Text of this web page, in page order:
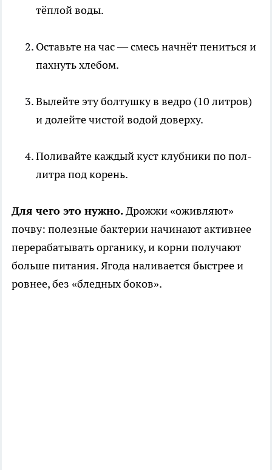
тёплой воды.
Оставьте на час — смесь начнёт пениться и
пахнуть хлебом.
Вылейте эту болтушку в ведро (10 литров)
и долейте чистой водой доверху.
Поливайте каждый куст клубники по пол-
литра под корень.
Для чего это нужно.Дрожжи «оживляют»
почву: полезные бактерии начинают активнее
перерабатывать органику, и корни получают
больше питания. Ягода наливается быстрее и
ровнее, без «бледных боков».